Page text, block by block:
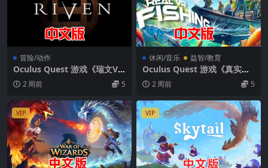
冒险/动作
Oculus Quest 游戏《瑞文V
R》Riven VR
2 周前 5
休闲/音乐 益智/教育
Oculus Quest 游戏《真实钓
鱼VR》DLC 解锁版 Real VR F
ishing VR Beta
2 周前 5
VIP VIP